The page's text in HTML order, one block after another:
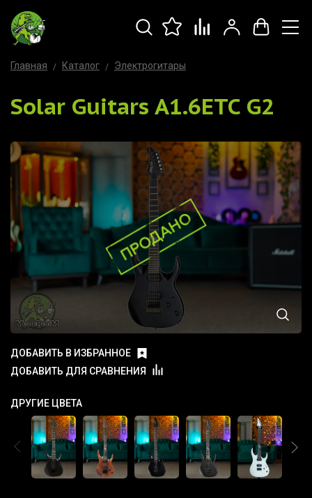
Главная Каталог Электрогитары
Solar Guitars A1.6ETC G2
ДОБАВИТЬ В ИЗБРАННОЕ
ДОБАВИТЬ ДЛЯ СРАВНЕНИЯ
ДРУГИЕ ЦВЕТА